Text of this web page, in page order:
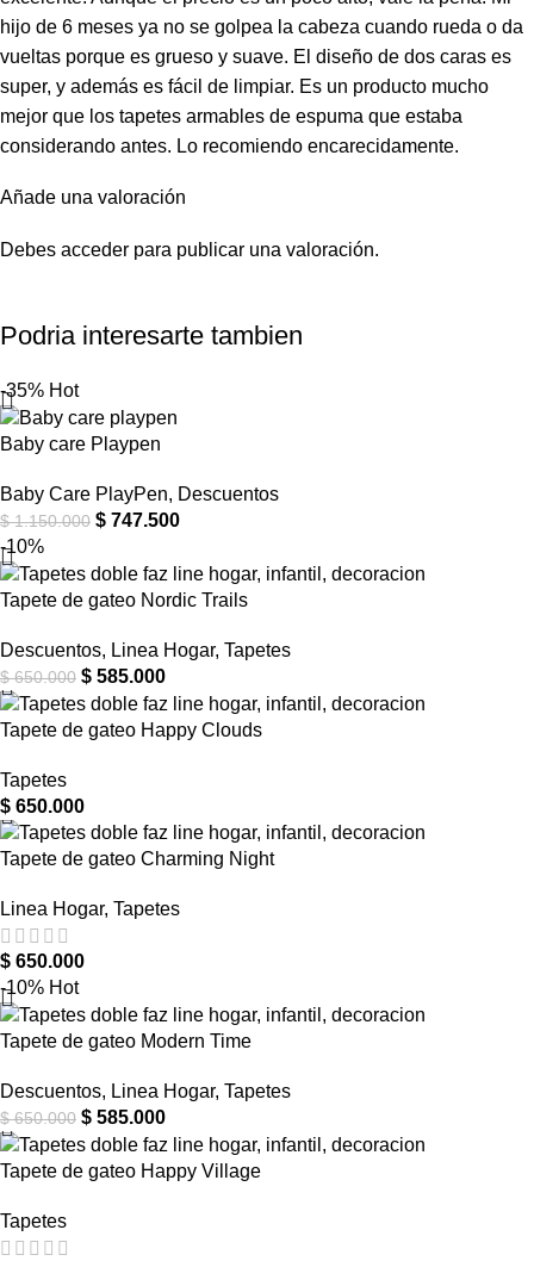
hijo de 6 meses ya no se golpea la cabeza cuando rueda o da
vueltas porque es grueso y suave. El diseño de dos caras es
super, y además es fácil de limpiar. Es un producto mucho
mejor que los tapetes armables de espuma que estaba
considerando antes. Lo recomiendo encarecidamente.
Añade una valoración
Debes acceder para publicar una valoración.
Podria interesarte tambien
-35% Hot
Baby care Playpen
Baby Care PlayPen, Descuentos
$1.150.000 $ 747.500
-10%
Tapete de gateo Nordic Trails
Descuentos, Linea Hogar, Tapetes
$650.000 $ 585.000
Tapete de gateo Happy Clouds
Tapetes
$ 650.000
Tapete de gateo Charming Night
Linea Hogar, Tapetes
$ 650.000
-10% Hot
Tapete de gateo Modern Time
Descuentos, Linea Hogar, Tapetes
$650.000 $ 585.000
Tapete de gateo Happy Village
Tapetes